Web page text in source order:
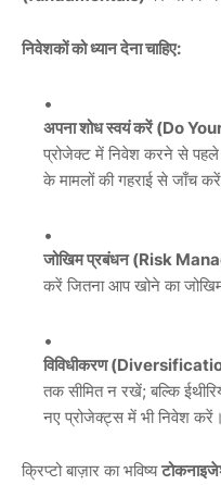
निवेशकों को ध्यान देना चाहिए:
अपना शोध स्वयं करें (Do
प्रोजेक्ट में निवेश करने से
के मामलों की गहराई से जाँच
जोखिम प्रबंधन (Risk
करें जितना आप खोने का
विविधीकरण
तक सीमित न रखें; बल्कि
नए प्रोजेक्ट्स में भी निवेश करें।
क्रिप्टो बाज़ार का भविष्य